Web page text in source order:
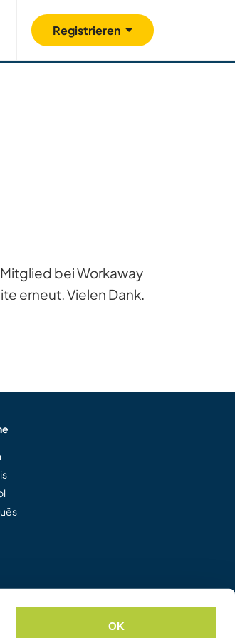
OK
Registrieren
Gutes tun
bei Workaway
erneut. Vielen Dank.